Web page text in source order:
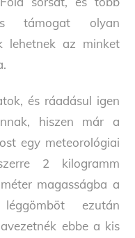
támogat olyan
lehetnek az minket
és ráadásul igen
hiszen már a
egy meteorológiai
2 kilogramm
magasságba a
ezután
ebbe a kis